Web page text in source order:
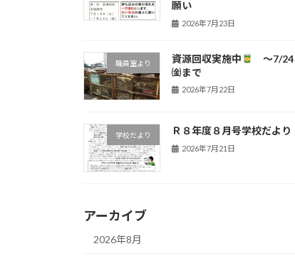
願い
2026年7月23日
職員室より 資源回収実施中
～7/24
㈮まで
2026年7月22日
学校だより Ｒ８年度８月号学校だより
2026年7月21日
アーカイブ
2026年8月